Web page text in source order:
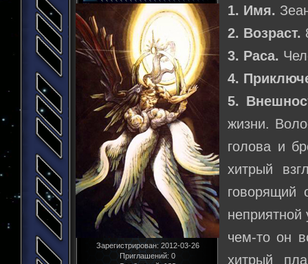
Зарегистрирован: 2012-03-26
Приглашений: 0
1. Имя.
2. Возраст.
3. Раса.
4.
5.
жизни.
голова и
хитрый
говорящий
неприятной
чем-то он
хитрый